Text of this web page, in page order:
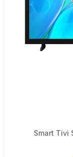
Smart Tivi